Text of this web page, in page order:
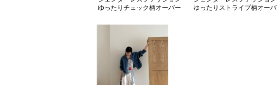
ゆったりチェック柄オーバー
ゆったりストライプ柄オーバ